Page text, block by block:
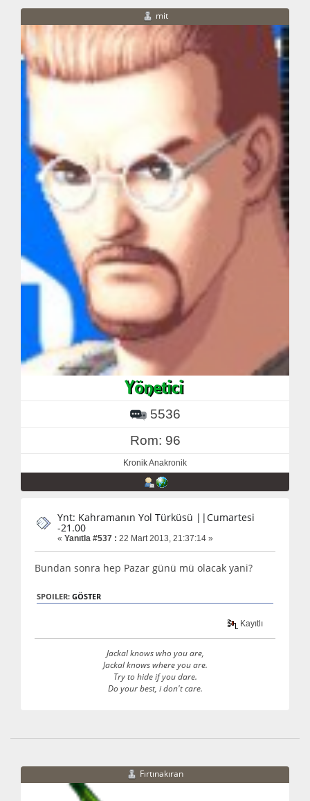
mit
5536
Rom: 96
Kronik Anakronik
Ynt: Kahramanın Yol Türküsü ||Cumartesi
-21.00
« Yanıtla #537 : 22 Mart 2013, 21:37:14 »
Bundan sonra hep Pazar günü mü olacak yani?
SPOILER: GÖSTER
Kayıtlı
Jackal knows who you are,
Jackal knows where you are.
Try to hide if you dare.
Do your best, i don't care.
Fırtınakıran